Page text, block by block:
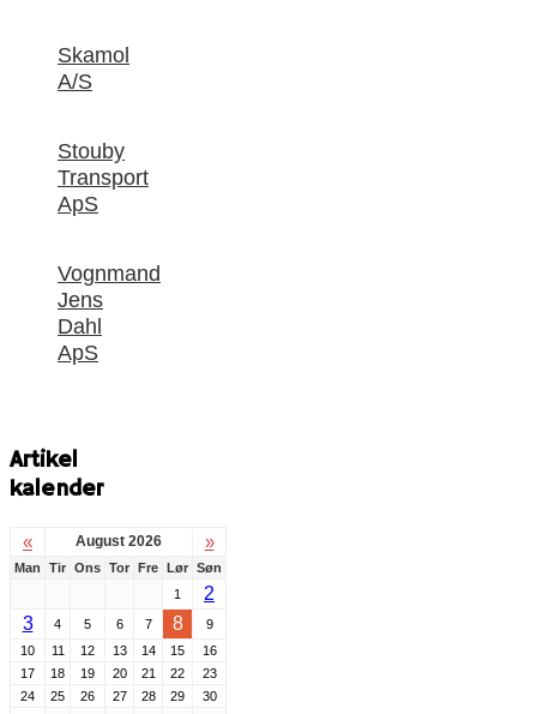
Skamol
A/S
Stouby
Transport
ApS
Vognmand
Jens
Dahl
ApS
Artikel
kalender
« August 2026 »
Man Tir Ons Tor Fre Lør Søn
1
2
3
4 5 6 7 8
9
10
11 12 13 14 15
16
17
18 19 20 21 22
23
24
25 26 27 28 29 30